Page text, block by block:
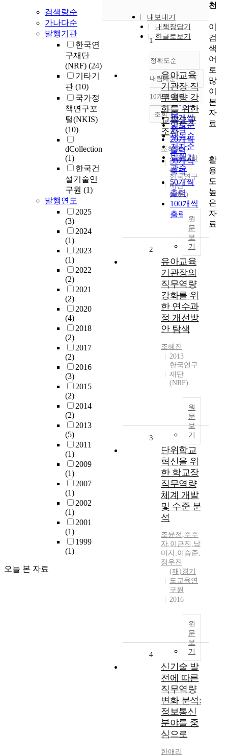
검색량순
가나다순
발행기관
한국연
구재단
(NRF) (24)
기타기
관 (10)
국가정
책연구포
털(NKIS)
(10)
dCollection
(1)
한국건
설기술연
구원 (1)
발행연도
2025
(3)
2024
(1)
2023
(1)
2022
(2)
2021
(2)
2020
(4)
2018
(2)
2017
(2)
2016
(3)
2015
(2)
2014
(2)
2013
(5)
2011
(1)
2009
(1)
2007
(1)
2002
(1)
2001
(1)
1999
(1)
오늘 본 자료
내보내기
내책장담기
한글로보기
정확도순
정확도
순
인기도
순
연도순
제목순
저자순
발행기
관순
내림차순
내림차순
10개씩 출력
10개씩
출력
20개씩
출력
30개씩
출력
50개씩
출력
100개씩
출력
조회
1
유아교육
기관장 직
무역량 강
화를 위한
교육요구
조사
조혜진
신라대학
교
한국연구
재단
(NRF)
원
문
보
기
2
유아교육
기관장의
직무역량
강화를 위
한 연수과
정 개선방
안 탐색
조혜진
2013
한국연구
재단
(NRF)
원
문
보
기
3
단위학교
혁신을 위
한 학교장
직무역량
체계 개발
및 수준 분
석
조윤정 ,주주
자,이근진 ,남
미자,이승준,
정우진
(재)경기
도교육연
구원
2016
원
문
보
기
4
신기술 발
전에 따른
직무역량
변화 분석:
정보통신
분야를 중
심으로
한애리
천
이
검
색
어
로
많
이
본
자
료
활
용
도
높
은
자
료